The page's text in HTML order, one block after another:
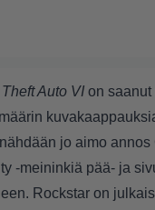
Auto VI on saanut
jo aimo annos
-meininkiä pää- ja
Rockstar on